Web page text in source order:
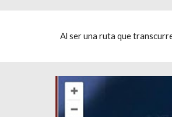
Al ser una ruta que